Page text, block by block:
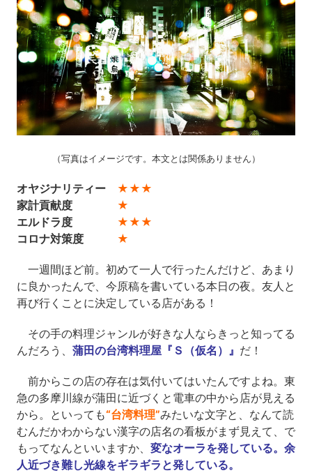
（写真はイメージです。本文とは関係ありません）
オヤジナリティー
★★★
家計貢献度
★
エルドラ度
★★★
コロナ対策度
★
一週間ほど前。初めて一人で行ったんだけど、あまり
に良かったんで、今原稿を書いている本日の夜。友人と
再び行くことに決定している店がある！
その手の料理ジャンルが好きな人ならきっと知ってる
んだろう、 蒲田の台湾料理屋『Ｓ（仮名）』 だ！
前からこの店の存在は気付いてはいたんですよね。東
急の多摩川線が蒲田に近づくと電車の中から店が見える
から。といっても“台湾料理”みたいな文字と、なんて読
むんだかわからない漢字の店名の看板がまず見えて、で
もってなんといいますか、 変なオーラを発している。余
人近づき難し光線をギラギラと発している。